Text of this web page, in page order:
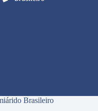
Brasileiro